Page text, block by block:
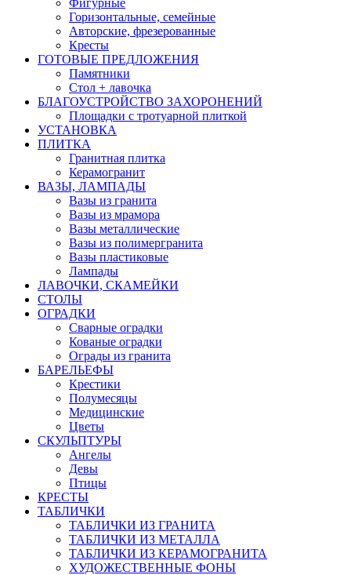
Фигурные
Горизонтальные, семейные
Авторские, фрезерованные
Кресты
ГОТОВЫЕ ПРЕДЛОЖЕНИЯ
Памятники
Стол + лавочка
БЛАГОУСТРОЙСТВО ЗАХОРОНЕНИЙ
Площадки с тротуарной плиткой
УСТАНОВКА
ПЛИТКА
Гранитная плитка
Керамогранит
ВАЗЫ, ЛАМПАДЫ
Вазы из гранита
Вазы из мрамора
Вазы металлические
Вазы из полимергранита
Вазы пластиковые
Лампады
ЛАВОЧКИ, СКАМЕЙКИ
СТОЛЫ
ОГРАДКИ
Сварные оградки
Кованые оградки
Ограды из гранита
БАРЕЛЬЕФЫ
Крестики
Полумесяцы
Медицинские
Цветы
СКУЛЬПТУРЫ
Ангелы
Девы
Птицы
КРЕСТЫ
ТАБЛИЧКИ
ТАБЛИЧКИ ИЗ ГРАНИТА
ТАБЛИЧКИ ИЗ МЕТАЛЛА
ТАБЛИЧКИ ИЗ КЕРАМОГРАНИТА
ХУДОЖЕСТВЕННЫЕ ФОНЫ